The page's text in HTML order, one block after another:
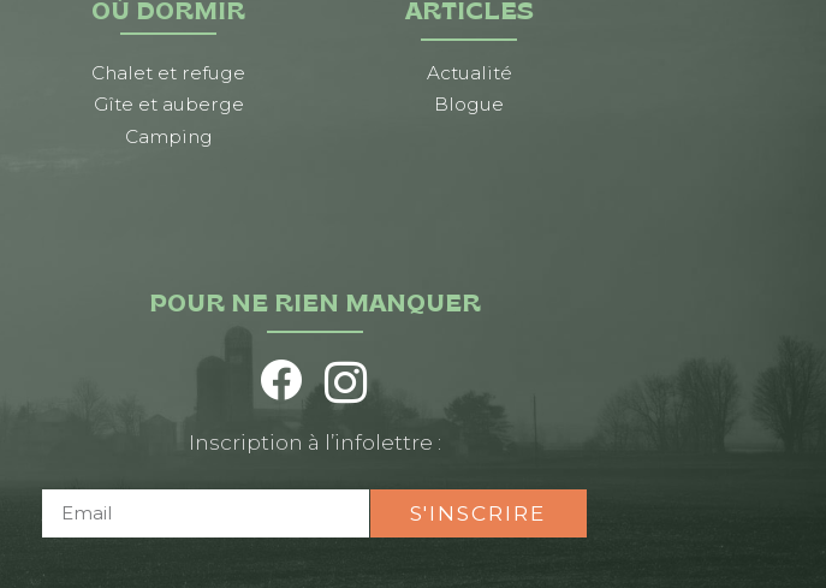
OÙ DORMIR
Chalet et refuge
Gîte et auberge
Camping
ARTICLES
Actualité
Blogue
POUR NE RIEN MANQUER
Inscription à l’infolettre :
S'INSCRIRE